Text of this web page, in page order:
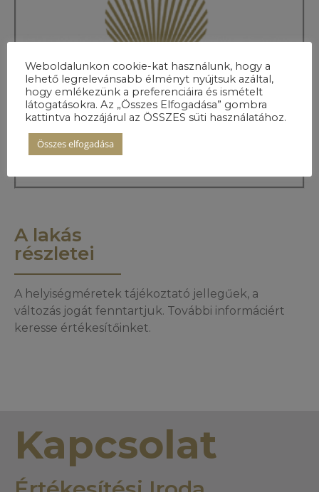
A lakás
részletei
A helyiségméretek tájékoztató jellegűek, a
változás jogát fenntartjuk. További informáciért
keresse értékesítőinket.
Kapcsolat
Weboldalunkon cookie-kat használunk, hogy a
lehető legrelevánsabb élményt nyújtsuk azáltal,
hogy emlékezünk a preferenciáira és ismételt
látogatásokra. Az „Összes Elfogadása” gombra
kattintva hozzájárul az ÖSSZES süti használatához.
Összes elfogadása